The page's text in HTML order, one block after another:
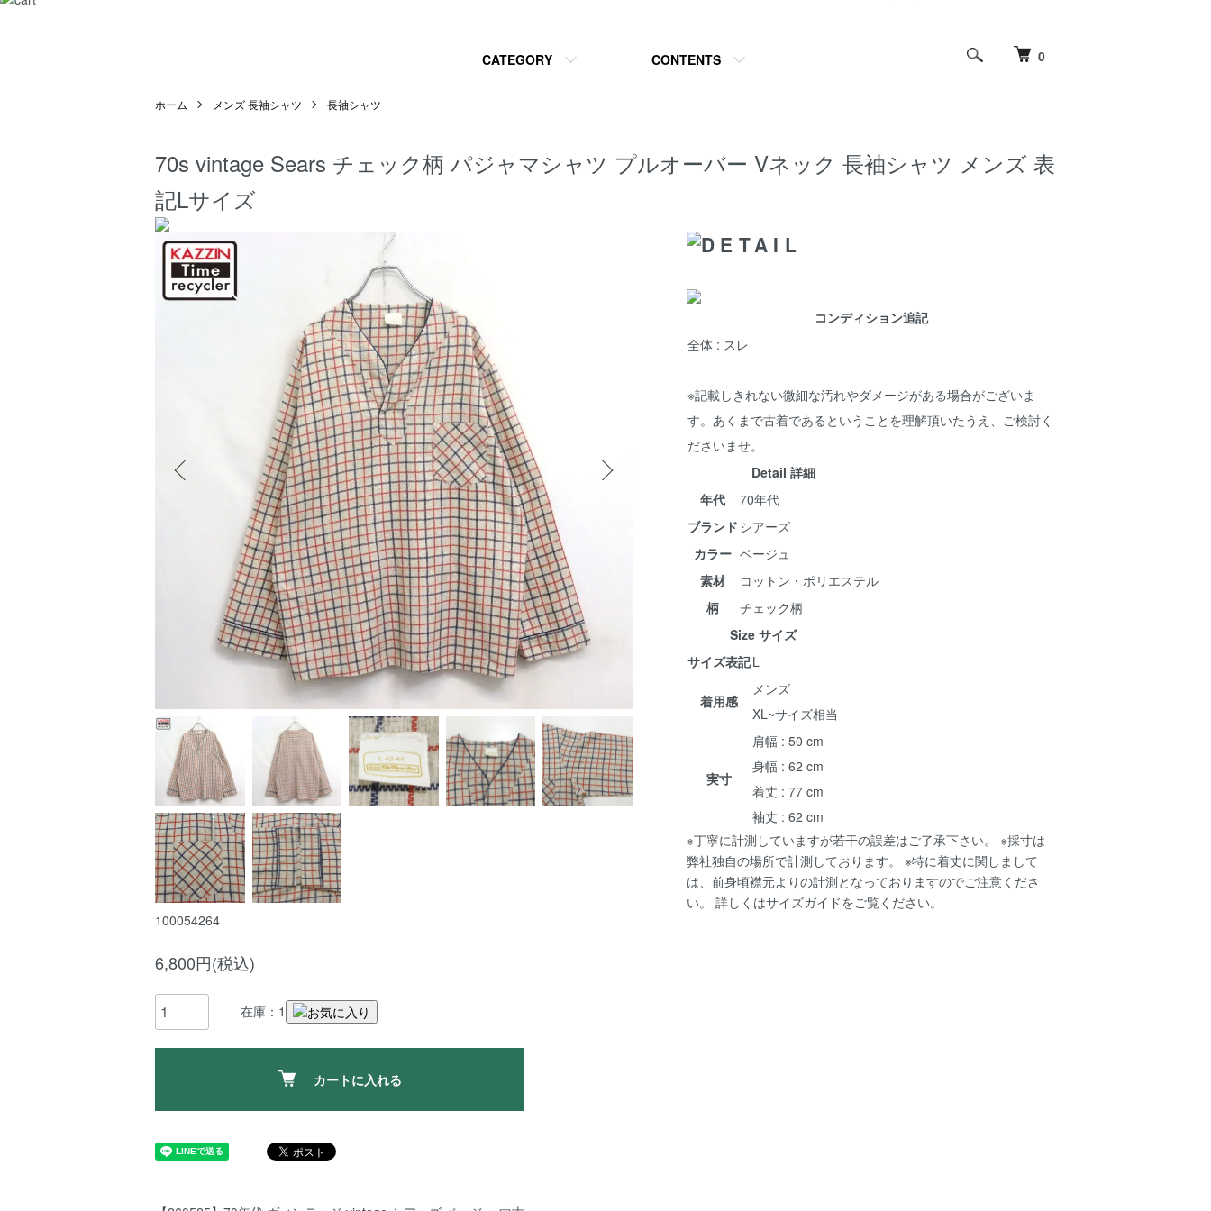
0
CATEGORY CONTENTS
ホーム メンズ 長袖シャツ 長袖シャツ
70s vintage Sears チェック柄 パジャマシャツ プルオーバー Vネック 長袖シャツ メンズ 表
記Lサイズ
100054264
6,800円(税込)
在庫：1
カートに入れる
コンディション追記
全体 : スレ
※記載しきれない微細な汚れやダメージがある場合がございま
す。あくまで古着であるということを理解頂いたうえ、ご検討く
ださいませ。
Detail 詳細
年代
70年代
ブランド シアーズ
カラー ベージュ
素材
コットン・ポリエステル
柄
チェック柄
Size サイズ
サイズ表記L
着用感
メンズ
XL~サイズ相当
実寸
肩幅 : 50 cm
身幅 : 62 cm
着丈 : 77 cm
袖丈 : 62 cm
※丁寧に計測していますが若干の誤差はご了承下さい。 ※採寸は
弊社独自の場所で計測しております。 ※特に着丈に関しまして
は、前身頃襟元よりの計測となっておりますのでご注意くださ
い。 詳しくはサイズガイドをご覧ください。